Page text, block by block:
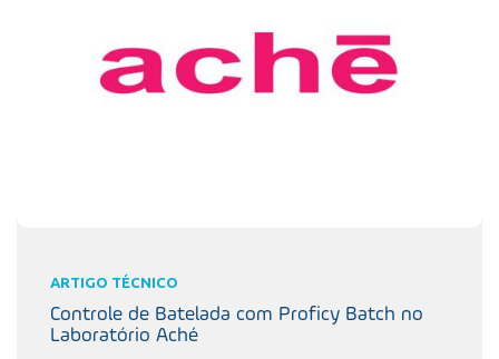
ARTIGO TÉCNICO
Controle de Batelada com Proficy Batch no
Laboratório Aché